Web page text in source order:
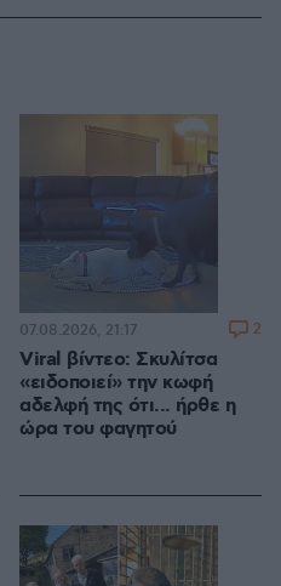
Viral βίντεο: Σκυλίτσα
«ειδοποιεί» την κωφή
αδελφή της ότι... ήρθε η
ώρα του φαγητού
07.08.2026, 21:17 2